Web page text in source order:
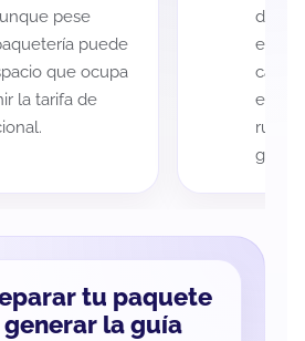
pese
puede
que ocupa
la tarifa de
de
cada
es
ruta
guía
tu paquete
la guía